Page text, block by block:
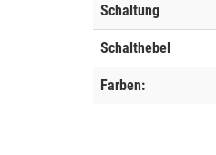
Schaltung
Schalthebel
Farben: